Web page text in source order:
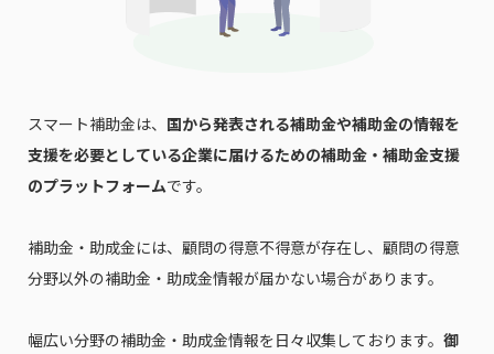
スマート補助金は、 国から発表される補助金や補助金の情報を
支援を必要としている企業に届けるための補助金・補助金支援
のプラットフォームです。
補助金・助成金には、顧問の得意不得意が存在し、顧問の得意
分野以外の補助金・助成金情報が届かない場合があります。
幅広い分野の補助金・助成金情報を日々収集しております。 御